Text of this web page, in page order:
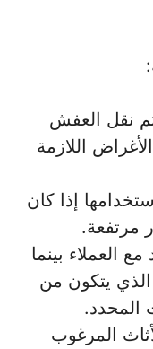
نقل العفش
اللازمة
إذا كان
مرتفعة.
العملاء بينما
الذي يتكون من
المحدد.
المرغوب